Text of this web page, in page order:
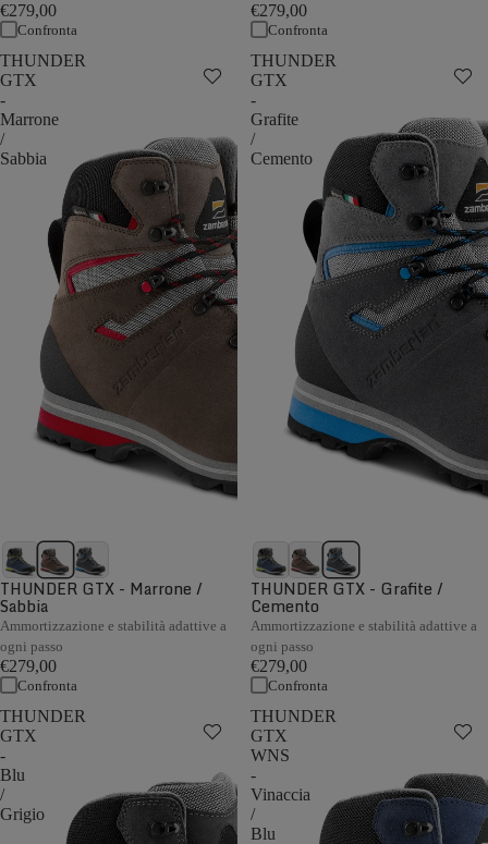
€279,00
Confronta
€279,00
Confronta
THUNDER
GTX
-
Marrone
/
Sabbia
THUNDER GTX - Marrone /
Sabbia
Ammortizzazione e stabilità adattive a
ogni passo
€279,00
Confronta
THUNDER
GTX
-
Grafite
/
Cemento
THUNDER GTX - Grafite /
Cemento
Ammortizzazione e stabilità adattive a
ogni passo
€279,00
Confronta
THUNDER
GTX
-
Blu
/
Grigio
THUNDER
GTX
WNS
-
Vinaccia
/
Blu